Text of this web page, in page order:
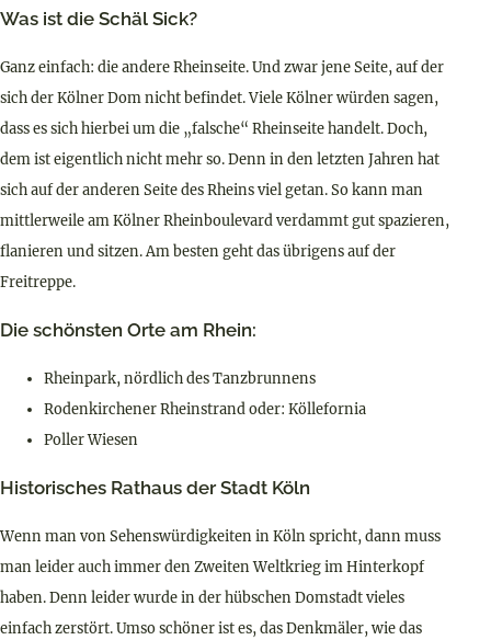
Was ist die Schäl Sick?
Ganz einfach: die andere Rheinseite. Und zwar jene Seite, auf der
sich der Kölner Dom nicht befindet. Viele Kölner würden sagen,
dass es sich hierbei um die „falsche“ Rheinseite handelt. Doch,
dem ist eigentlich nicht mehr so. Denn in den letzten Jahren hat
sich auf der anderen Seite des Rheins viel getan. So kann man
mittlerweile am Kölner Rheinboulevard verdammt gut spazieren,
flanieren und sitzen. Am besten geht das übrigens auf der
Freitreppe.
Die schönsten Orte am Rhein:
Rheinpark, nördlich des Tanzbrunnens
Rodenkirchener Rheinstrand oder: Köllefornia
Poller Wiesen
Historisches Rathaus der Stadt Köln
Wenn man von Sehenswürdigkeiten in Köln spricht, dann muss
man leider auch immer den Zweiten Weltkrieg im Hinterkopf
haben. Denn leider wurde in der hübschen Domstadt vieles
einfach zerstört. Umso schöner ist es, das Denkmäler, wie das